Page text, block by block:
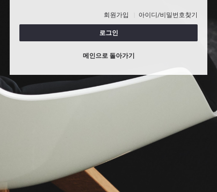
회원가입 아이디/비밀번호찾기
로그인
메인으로 돌아가기